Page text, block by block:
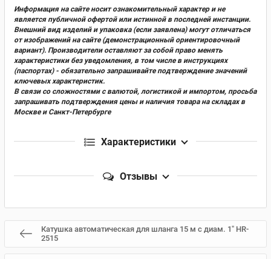
Информация на сайте носит ознакомительный характер и не
является публичной офертой или истинной в последней инстанции.
Внешний вид изделий и упаковка (если заявлена) могут отличаться
от изображений на сайте (демонстрационный ориентировочный
вариант). Производители оставляют за собой право менять
характеристики без уведомления, в том числе в инструкциях
(паспортах) - обязательно запрашивайте подтверждение значений
ключевых характеристик.
В связи со сложностями с валютой, логистикой и импортом, просьба
запрашивать подтверждения цены и наличия товара на складах в
Москве и Санкт-Петербурге
Характеристики
Отзывы
Катушка автоматическая для шланга 15 м с диам. 1" HR-
2515